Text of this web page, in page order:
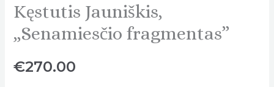
Kęstutis Jauniškis,
„Senamiesčio fragmentas”
€270.00
Kęstutis
Jauniškis,
„Senamiesčio
quantity